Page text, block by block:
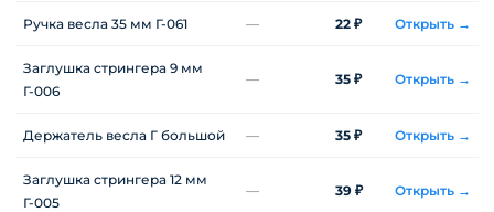
Ручка весла 35 мм Г-061 — 22 ₽ Открыть →
Заглушка стрингера 9 мм
Г-006
— 35 ₽ Открыть →
Держатель весла Г большой — 35 ₽ Открыть →
Заглушка стрингера 12 мм
Г-005
— 39 ₽ Открыть →